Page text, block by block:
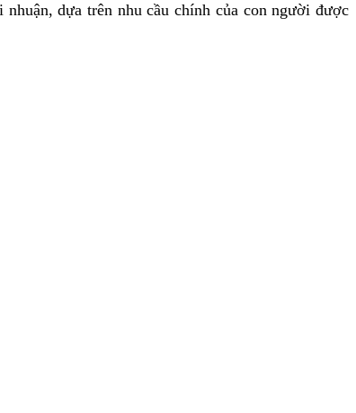
dựa trên nhu cầu chính của con người được